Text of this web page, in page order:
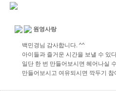
원영사랑
백민경님 감사합니다. ^^
아이들과 즐거운 시간을 보낼 수 있
일단 한 번 만들어보시면 헤어나실
만들어보시고 여유되시면 깍두기